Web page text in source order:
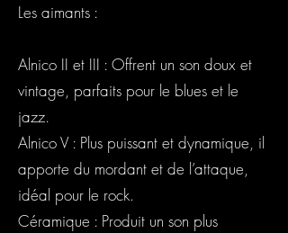
Les aimants :
Alnico II et III : Offrent un son doux et
vintage, parfaits pour le blues et le
jazz.
Alnico V : Plus puissant et dynamique, il
apporte du mordant et de l’attaque,
idéal pour le rock.
Céramique : Produit un son plus